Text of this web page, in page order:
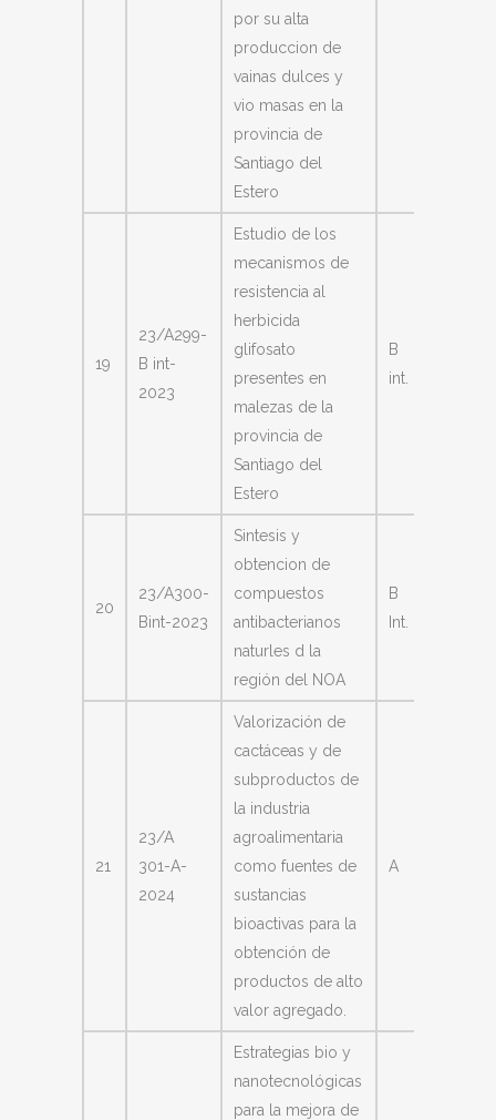
por su alta
produccion de
vainas dulces y
vio masas en la
provincia de
Santiago del
Estero
19
23/A299-
B int-
2023
Estudio de los
mecanismos de
resistencia al
herbicida
glifosato
presentes en
malezas de la
provincia de
Santiago del
Estero
B
int.
20
23/A300-
Bint-2023
Sintesis y
obtencion de
compuestos
antibacterianos
naturles d la
región del NOA
B
Int.
21
23/A
301-A-
2024
Valorización de
cactáceas y de
subproductos de
la industria
agroalimentaria
como fuentes de
sustancias
bioactivas para la
obtención de
productos de alto
valor agregado.
A
Estrategias bio y
nanotecnológicas
para la mejora de